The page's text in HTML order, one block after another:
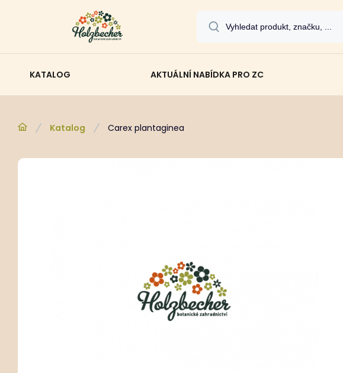
KATALOG AKTUÁLNÍ NABÍDKA PRO ZC
Katalog Carex plantaginea